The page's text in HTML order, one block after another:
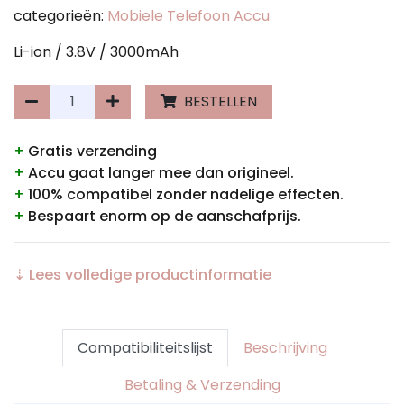
categorieën: Mobiele Telefoon Accu
Li-ion / 3.8V / 3000mAh
BESTELLEN
+ Gratis verzending
+ Accu gaat langer mee dan origineel.
+ 100% compatibel zonder nadelige effecten.
+ Bespaart enorm op de aanschafprijs.
⇣ Lees volledige productinformatie
Compatibiliteitslijst
Beschrijving
Betaling & Verzending